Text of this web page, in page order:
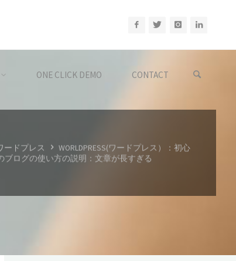
ONE CLICK DEMO CONTACT
ードプレス
WORLDPRESS(ワードプレス）：初心
ブログの使い方の説明：文章が長すぎる